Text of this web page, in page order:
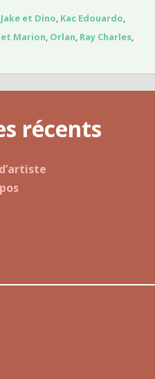
et Dino, Kac Edouardo,
Marion, Orlan, Ray Charles,
récents